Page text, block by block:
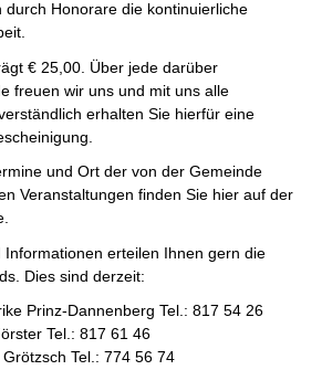
durch Honorare die kontinuierliche
€ 25,00. Über jede darüber
freuen wir uns und mit uns alle
erhalten Sie hierfür eine
und Ort der von der Gemeinde
Veranstaltungen finden Sie hier auf der
Informationen erteilen Ihnen gern die
Dies sind derzeit:
Prinz-Dannenberg Tel.: 817 54 26
Tel.: 817 61 46
Tel.: 774 56 74